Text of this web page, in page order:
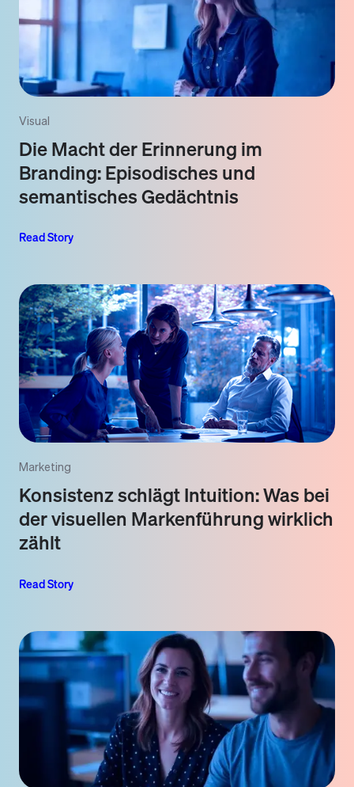
Visual
Die Macht der Erinnerung im
Branding: Episodisches und
semantisches Gedächtnis
Read Story
Marketing
Konsistenz schlägt Intuition: Was bei
der visuellen Markenführung wirklich
zählt
Read Story